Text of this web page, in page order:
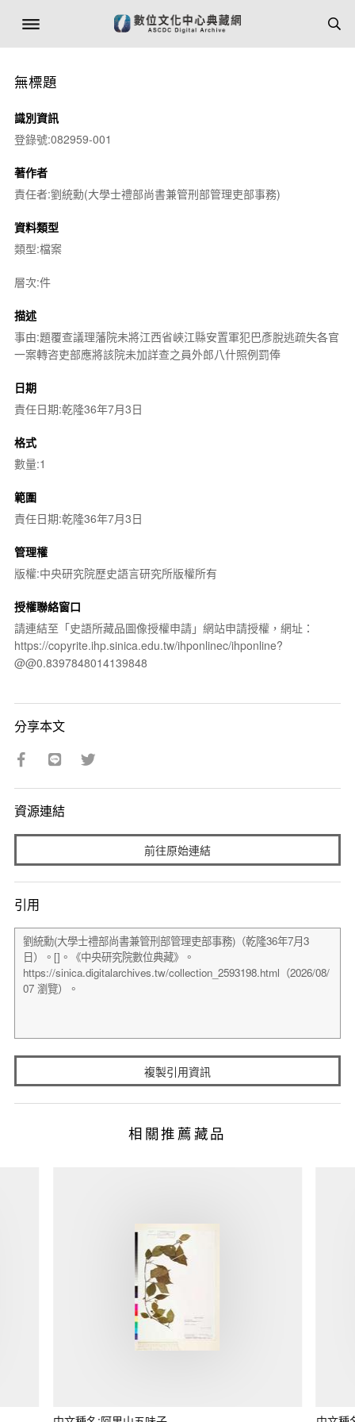
無標題
識別資訊
登錄號:082959-001
著作者
責任者:劉統勳(大學士禮部尚書兼管刑部管理吏部事務)
資料類型
類型:檔案
層次:件
描述
事由:題覆查議理藩院未將江西省峽江縣安置軍犯巴彥脫逃疏失各官
一案轉咨吏部應將該院未加詳查之員外郎八什照例罰俸
日期
責任日期:乾隆36年7月3日
格式
數量:1
範圍
責任日期:乾隆36年7月3日
管理權
版權:中央研究院歷史語言研究所版權所有
授權聯絡窗口
請連結至「史語所藏品圖像授權申請」網站申請授權，網址：
https://copyrite.ihp.sinica.edu.tw/ihponlinec/ihponline?
@@0.8397848014139848
分享本文
資源連結
前往原始連結
引用
複製引用資訊
相關推薦藏品